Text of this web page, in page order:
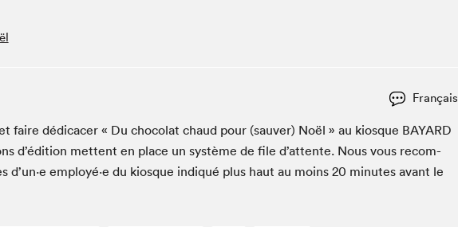
Salon du livre
Le Salon dans ta classe
Liseur Public
Matinées scolaires Hydro-Québec
Français
faire dédi­cac­er « Du choco­lat chaud pour (sauver) Noël » au kiosque BAYARD
d’édi­tion met­tent en place un sys­tème de file d’at­tente. Nous vous recom­
d’un·e employé·e du kiosque indiqué plus haut au moins 20 min­utes avant le